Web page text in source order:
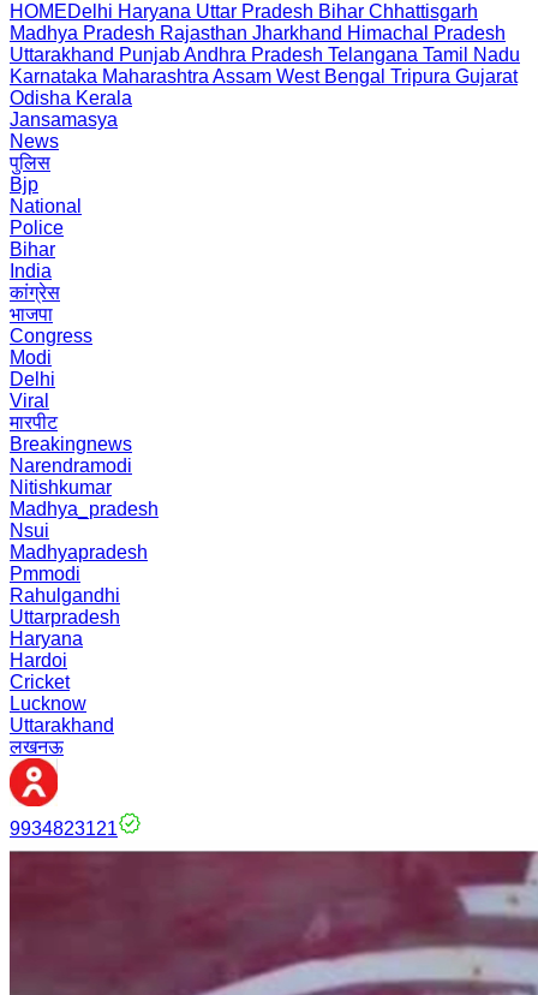
HOMEDelhi Haryana Uttar Pradesh Bihar Chhattisgarh
Madhya Pradesh Rajasthan Jharkhand Himachal Pradesh
Uttarakhand PunjabAndhra Pradesh Telangana Tamil Nadu
Karnataka Maharashtra Assam West Bengal Tripura Gujarat
Odisha Kerala
Jansamasya
News
पुलिस
Bjp
National
Police
Bihar
India
कांग्रेस
भाजपा
Congress
Modi
Delhi
Viral
मारपीट
Breakingnews
Narendramodi
Nitishkumar
Madhya_pradesh
Nsui
Madhyapradesh
Pmmodi
Rahulgandhi
Uttarpradesh
Haryana
Hardoi
Cricket
Lucknow
Uttarakhand
लखनऊ
9934823121